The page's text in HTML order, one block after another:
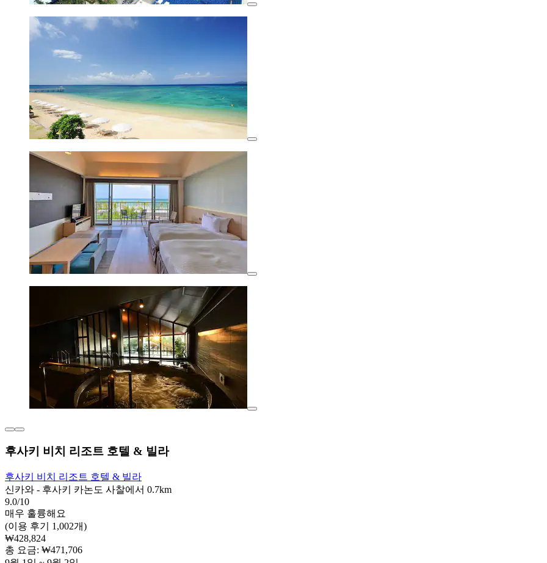
후사키 비치 리조트 호텔 & 빌라
후사키 비치 리조트 호텔 & 빌라
신카와 - 후사키 카논도 사찰에서 0.7km
9.0/10
매우 훌륭해요
(이용 후기 1,002개)
₩428,824
총 요금: ₩471,706